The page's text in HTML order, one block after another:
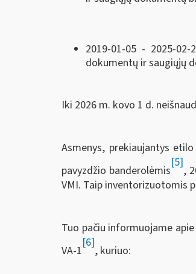
2019-01-05 - 2025-
dokumentų ir saugiųjų
Iki 2026 m. kovo 1 d.
Asmenys, prekiaujantys
pavyzdžio banderolėmis
[5]
,
VMI. Taip inventorizuotomis
Tuo pačiu informuojame
VA-1
[6]
, kuriuo: